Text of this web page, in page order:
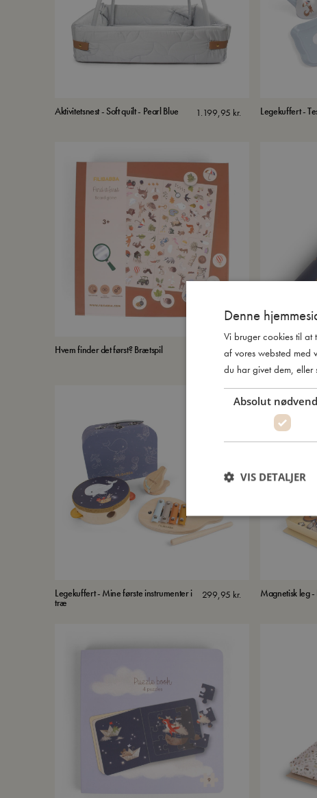
Aktivitetsnest - Soft quilt - Pearl Blue 1.199,95 kr. Legekuffert -
Hvem finder det først? Brætspil 149,95 kr. Kaleidoskop -
Legekuffert - Mine første instrumenter i
træ
299,95 kr. Magnetisk leg
Denne
Vi bruger cookies til at
af vores websted med
du har givet dem, eller
Absolut
VIS DETALJER